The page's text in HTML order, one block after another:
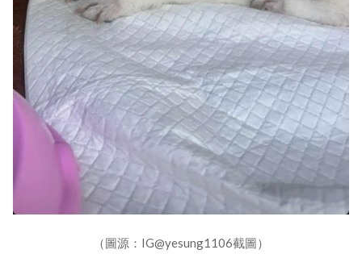
（圖源：IG@yesung1106截圖）